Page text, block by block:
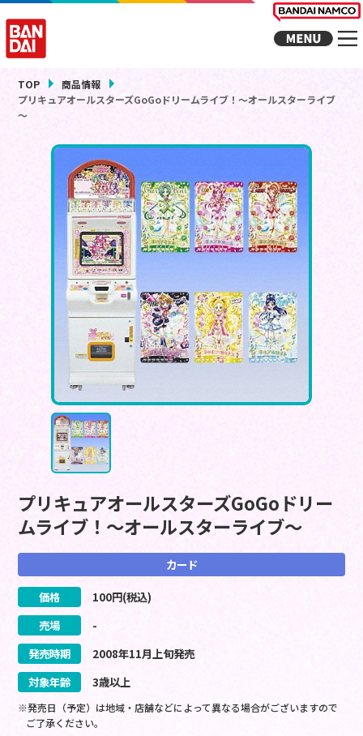
TOP
商品情報
プリキュアオールスターズGoGoドリームライブ！～オールスターライブ
～
プリキュアオールスターズGoGoドリー
ムライブ！～オールスターライブ～
カード
価格 100円(税込)
売場
-
発売時期
2008年11月上旬発売
対象年齢
3歳以上
※発売日（予定）は地域・店舗などによって異なる場合がございますので
ご了承ください。